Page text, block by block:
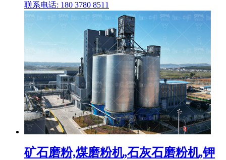
联系电话: 180 3780 8511
矿石磨粉,煤磨粉机,石灰石磨粉机,钾